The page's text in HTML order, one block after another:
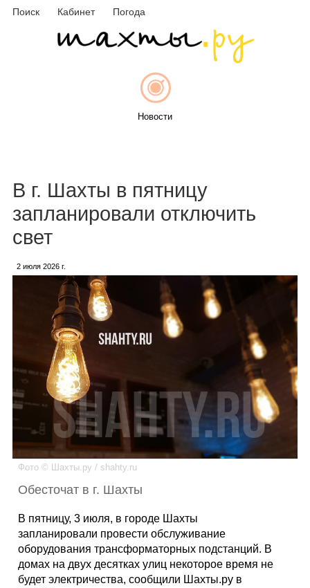
Поиск Кабинет Погода
Новости
Каталог
Карты
Фотогалерея
В г. Шахты в пятницу
запланировали отключить
свет
2 июля 2026 г.
Фото © Шахты.ру / shahty.ru
Обесточат в г. Шахты
В пятницу, 3 июля, в городе Шахты
запланировали провести обслуживание
оборудования трансформаторных подстанций. В
домах на двух десятках улиц некоторое время не
будет электричества, сообщили Шахты.ру в